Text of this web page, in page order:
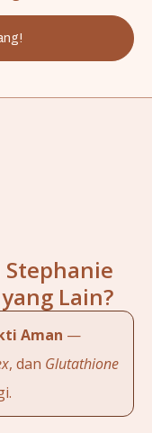
Lain?
Aman —
, dan Glutathione